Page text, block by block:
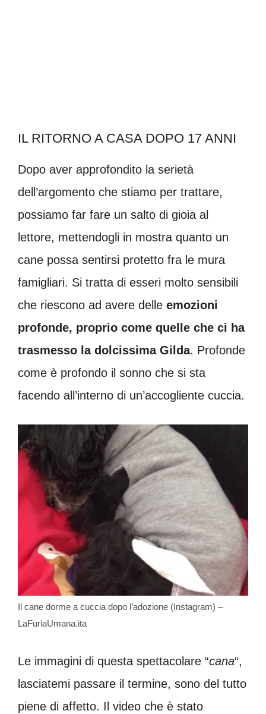
IL RITORNO A CASA DOPO 17 ANNI
Dopo aver approfondito la serietà
dell’argomento che stiamo per trattare,
possiamo far fare un salto di gioia al
lettore, mettendogli in mostra quanto un
cane possa sentirsi protetto fra le mura
famigliari. Si tratta di esseri molto sensibili
che riescono ad avere delle emozioni
profonde, proprio come quelle che ci ha
trasmesso la dolcissima Gilda. Profonde
come è profondo il sonno che si sta
facendo all’interno di un’accogliente cuccia.
Il cane dorme a cuccia dopo l’adozione (Instagram) –
LaFuriaUmana.ita
Le immagini di questa spettacolare “cana“,
lasciatemi passare il termine, sono del tutto
piene di affetto. Il video che è stato